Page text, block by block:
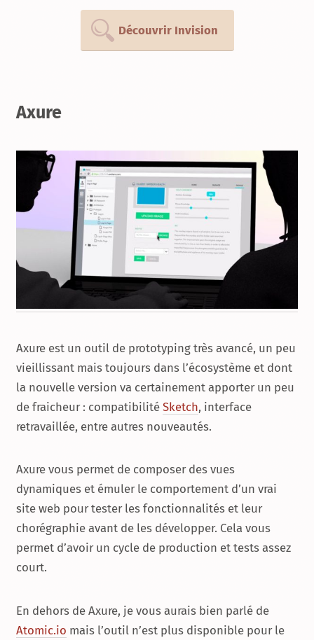
Découvrir Invision
Axure
Axure est un outil de prototyping très avancé, un peu
vieillissant mais toujours dans l’écosystème et dont
la nouvelle version va certainement apporter un peu
de fraicheur : compatibilité Sketch, interface
retravaillée, entre autres nouveautés.
Axure vous permet de composer des vues
dynamiques et émuler le comportement d’un vrai
site web pour tester les fonctionnalités et leur
chorégraphie avant de les développer. Cela vous
permet d’avoir un cycle de production et tests assez
court.
En dehors de Axure, je vous aurais bien parlé de
Atomic.io mais l’outil n’est plus disponible pour le